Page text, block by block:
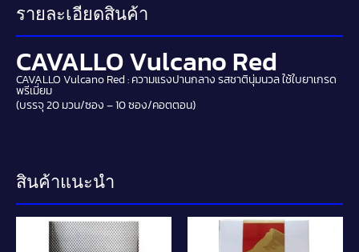
รายละเอียดสินค้า
CAVALLO Vulcano Red
CAVALLO Vulcano Red : ความแรงปานกลาง รสชาตินุ่มนวล ใช้ใบยาเกรด
พรีเมี่ยม
(บรรจุ 20 มวน/ซอง – 10 ซอง/คอตตอน)
สินค้าแนะนำ